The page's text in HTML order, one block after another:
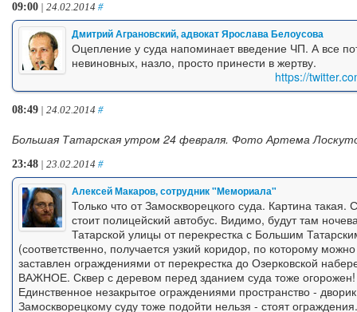
09:00 | 24.02.2014 #
Дмитрий Аграновский, адвокат Ярослава Белоусова
Оцепление у суда напоминает введение ЧП. А все
невиновных, назло, просто принести в жертву.
https://
08:49 | 24.02.2014 #
Большая Татарская утром 24 февраля. Фото Артема
23:48 | 23.02.2014 #
Алексей Макаров, сотрудник "Мемориала"
Только что от Замоскворецкого суда. Картина
стоит полицейский автобус. Видимо, будут там
Татарской улицы от перекрестка с Большим
(соответственно, получается узкий коридор, по которому
заставлен ограждениями от перекрестка до Озерковской
ВАЖНОЕ. Сквер с деревом перед зданием суда тоже огорожен!
Единственное незакрытое ограждениями пространство -
Замоскворецкому суду тоже подойти нельзя - стоят ограждения.